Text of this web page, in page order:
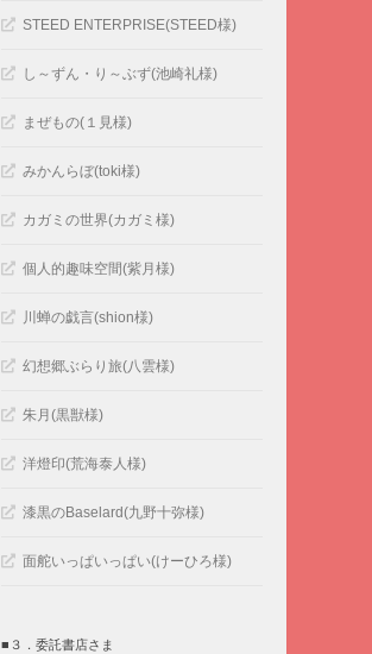
STEED ENTERPRISE(STEED様)
し～ずん・り～ぶず(池崎礼様)
まぜもの(１見様)
みかんらぼ(toki様)
カガミの世界(カガミ様)
個人的趣味空間(紫月様)
川蝉の戯言(shion様)
幻想郷ぶらり旅(八雲様)
朱月(黒獣様)
洋燈印(荒海泰人様)
漆黒のBaselard(九野十弥様)
面舵いっぱいっぱい(けーひろ様)
■３．委託書店さま